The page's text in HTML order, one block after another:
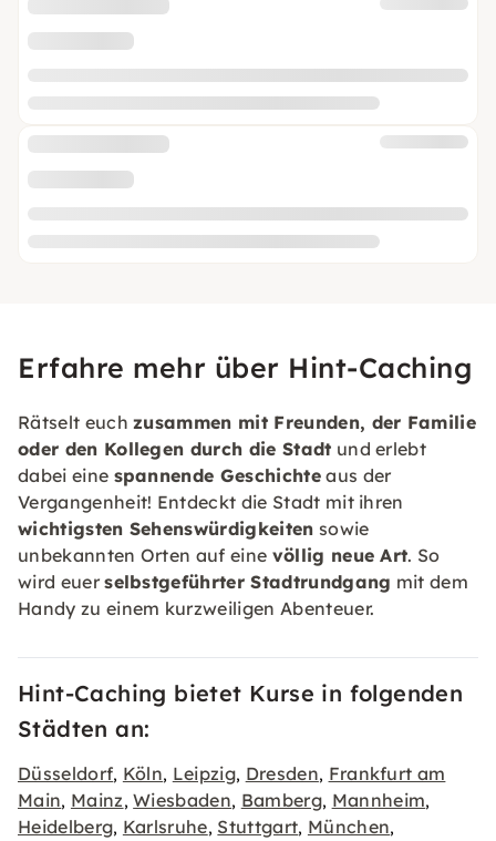
Erfahre mehr über Hint-Caching
Rätselt euchzusammen mit Freunden, der Familie
oder den Kollegen durch die Stadt und erlebt
dabei eine spannende Geschichteaus der
Vergangenheit! Entdeckt die Stadt mit ihren
wichtigsten Sehenswürdigkeiten sowie
unbekannten Orten auf eine völlig neue Art. So
wird euerselbstgeführter Stadtrundgang mit dem
Handy zu einem kurzweiligen Abenteuer.
Hint-Caching bietet Kurse in folgenden
Städten an:
Düsseldorf, Köln, Leipzig, Dresden, Frankfurt am
Main, Mainz,Wiesbaden, Bamberg, Mannheim,
Heidelberg, Karlsruhe, Stuttgart, München,